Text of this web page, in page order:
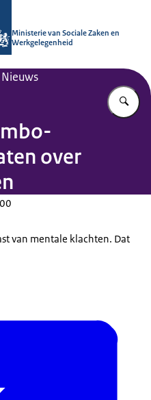
Ministerie van Sociale Zaken en
Werkgelegenheid
Nieuws
over
van mentale klachten. Dat